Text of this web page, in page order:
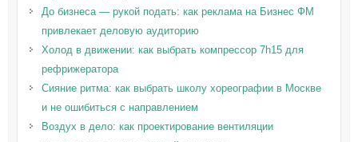
До бизнеса — рукой подать: как реклама на Бизнес ФМ
привлекает деловую аудиторию
Холод в движении: как выбрать компрессор 7h15 для
рефрижератора
Сияние ритма: как выбрать школу хореографии в Москве
и не ошибиться с направлением
Воздух в дело: как проектирование вентиляции